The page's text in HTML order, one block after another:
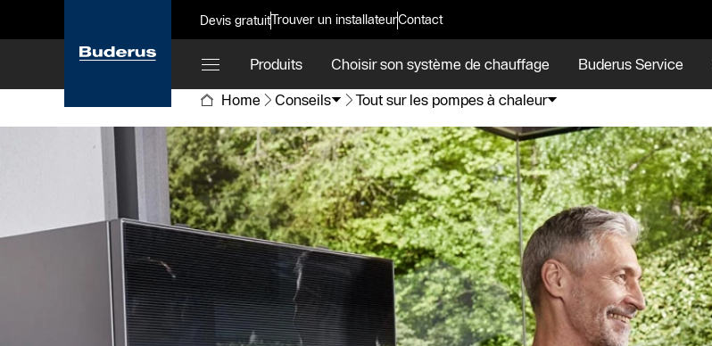
Devis gratuitTrouver un installateurContact
Produits Choisir son système de chauffage Buderus Service
Home
Conseils Tout sur les pompes à chaleur